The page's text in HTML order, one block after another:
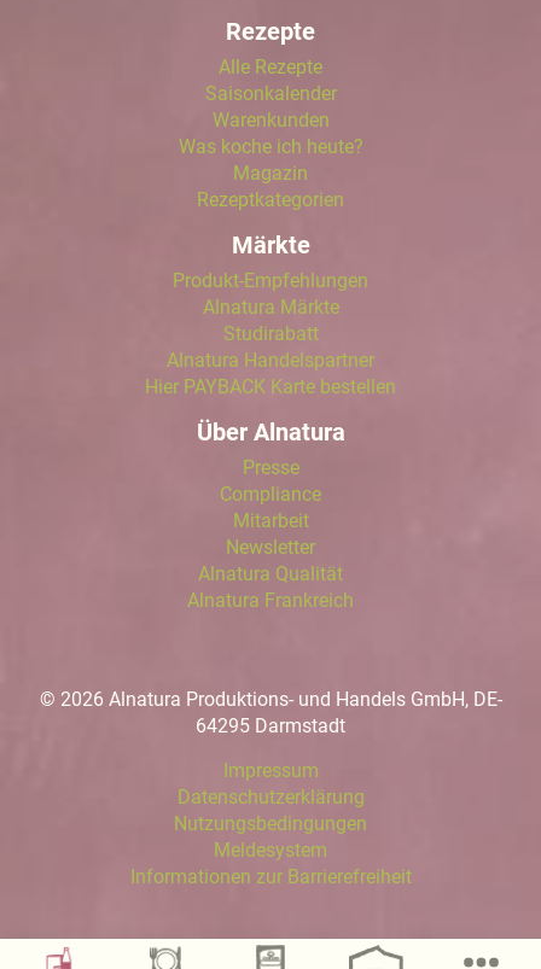
Rezepte
Alle Rezepte
Saisonkalender
Warenkunden
Was koche ich heute?
Magazin
Rezeptkategorien
Märkte
Produkt-Empfehlungen
Alnatura Märkte
Studirabatt
Alnatura Handelspartner
Hier PAYBACK Karte bestellen
Über Alnatura
Presse
Compliance
Mitarbeit
Newsletter
Alnatura Qualität
Alnatura Frankreich
© 2026 Alnatura Produktions- und Handels GmbH, DE-
64295 Darmstadt
Impressum
Datenschutzerklärung
Nutzungsbedingungen
Meldesystem
Informationen zur Barrierefreiheit